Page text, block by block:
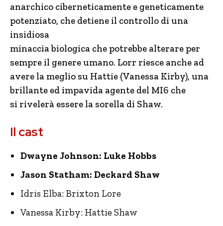
anarchico ciberneticamente e geneticamente
potenziato, che detiene il controllo di una
insidiosa
minaccia biologica che potrebbe alterare per
sempre il genere umano. Lorr riesce anche ad
avere la meglio su Hattie (Vanessa Kirby), una
brillante ed impavida agente del MI6 che
si rivelerà essere la sorella di Shaw.
Il cast
Dwayne Johnson: Luke Hobbs
Jason Statham: Deckard Shaw
Idris Elba: Brixton Lore
Vanessa Kirby: Hattie Shaw